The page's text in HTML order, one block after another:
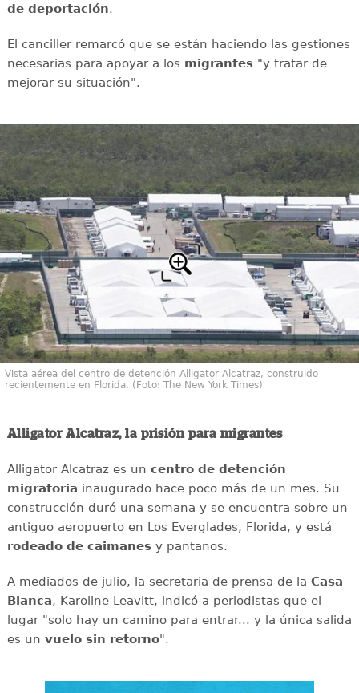
de deportación.
El canciller remarcó que se están haciendo las gestiones
necesarias para apoyar a los migrantes"y tratar de
mejorar su situación".
Vista aérea del centro de detención Alligator Alcatraz, construido
recientemente en Florida. (Foto: The New York Times)
Alligator Alcatraz, la prisión para migrantes
Alligator Alcatraz es un centro de detención
migratoria inaugurado hace poco más de un mes. Su
construcción duró una semana y se encuentra sobre un
antiguo aeropuerto en Los Everglades, Florida, y está
rodeado de caimanesy pantanos.
A mediados de julio, la secretaria de prensa de la Casa
Blanca, Karoline Leavitt, indicó a periodistas que el
lugar "solo hay un camino para entrar... y la única salida
es un vuelo sin retorno".